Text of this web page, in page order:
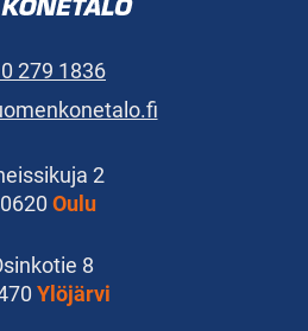
279 1836
2
Oulu
8
Ylöjärvi